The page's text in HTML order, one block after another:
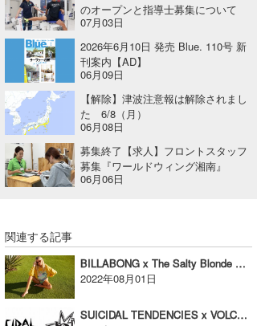
のオープンと指導士募集について
07月03日
2026年6月10日 発売 Blue. 110号 新
刊案内【AD】
06月09日
【解除】津波注意報は解除されまし
た 6/8（月）
06月08日
募集終了【求人】フロントスタッフ
募集『ワールドウィング湘南』
06月06日
関連する記事
BILLABONG x The Salty Blonde コラボレーションをリリース！【AD】
2022年08月01日
SUICIDAL TENDENCIES x VOLCOM コラボレーションコレクション【AD】